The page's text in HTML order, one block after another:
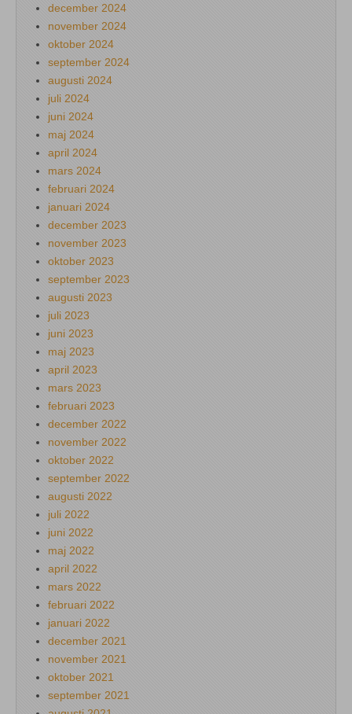
december 2024
november 2024
oktober 2024
september 2024
augusti 2024
juli 2024
juni 2024
maj 2024
april 2024
mars 2024
februari 2024
januari 2024
december 2023
november 2023
oktober 2023
september 2023
augusti 2023
juli 2023
juni 2023
maj 2023
april 2023
mars 2023
februari 2023
december 2022
november 2022
oktober 2022
september 2022
augusti 2022
juli 2022
juni 2022
maj 2022
april 2022
mars 2022
februari 2022
januari 2022
december 2021
november 2021
oktober 2021
september 2021